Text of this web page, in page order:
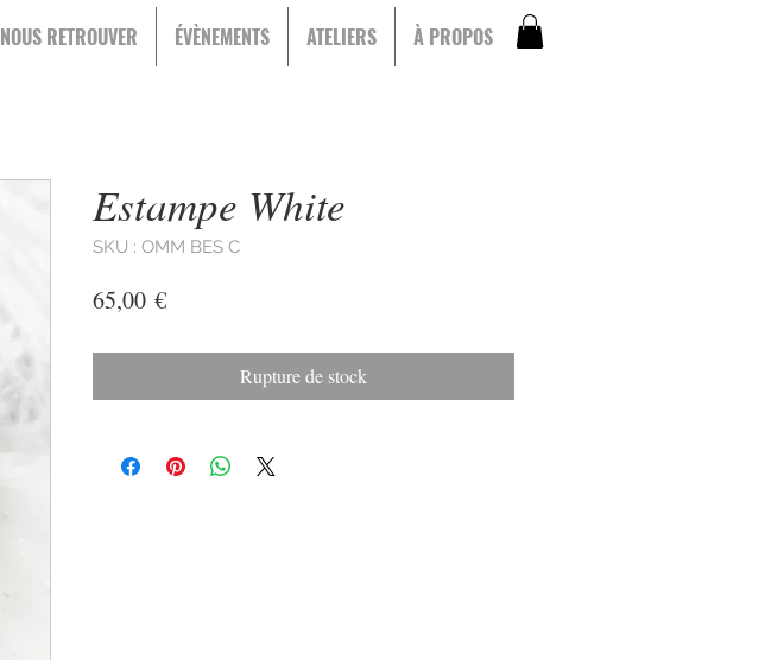
NOUS RETROUVER ÉVÈNEMENTS ATELIERS À PROPOS
Estampe White
SKU : OMM BES C
65,00 €Prix
Rupture de stock